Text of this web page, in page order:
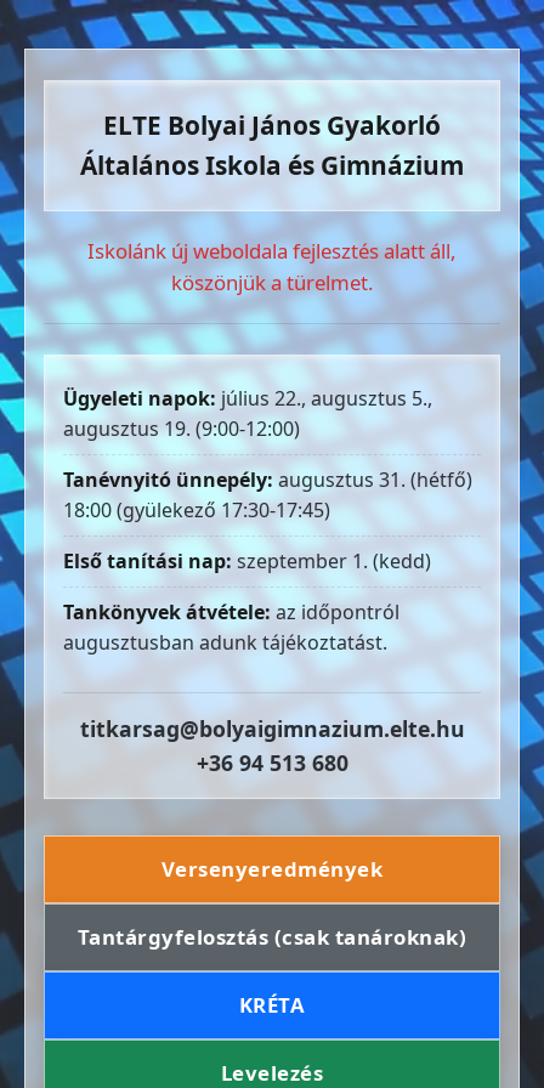
ELTE Bolyai János Gyakorló
Általános Iskola és Gimnázium
Iskolánk új weboldala fejlesztés alatt áll,
köszönjük a türelmet.
Ügyeleti napok: július 22., augusztus 5.,
augusztus 19. (9:00-12:00)
Tanévnyitó ünnepély: augusztus 31. (hétfő)
18:00 (gyülekező 17:30-17:45)
Első tanítási nap: szeptember 1. (kedd)
Tankönyvek átvétele: az időpontról
augusztusban adunk tájékoztatást.
titkarsag@bolyaigimnazium.elte.hu
+36 94 513 680
Versenyeredmények
Tantárgyfelosztás (csak tanároknak)
KRÉTA
Levelezés